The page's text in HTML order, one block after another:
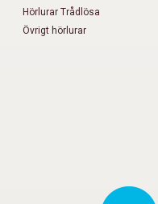
Hörlurar Trådlösa
Övrigt hörlurar